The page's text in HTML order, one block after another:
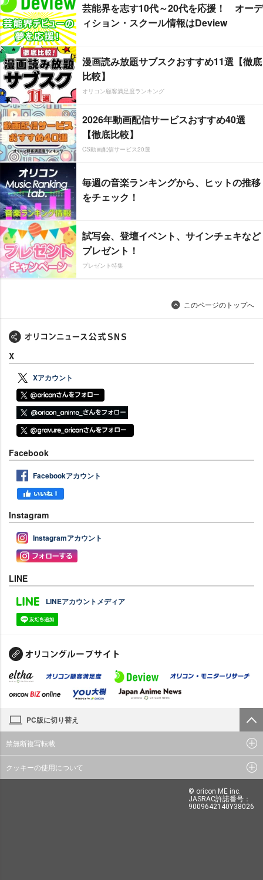
芸能界を志す10代～20代を応援！ オーデ
ィション・スクール情報はDeview
漫画読み放題サブスクおすすめ11選【徹底
比較】
オリコン顧客満足度ランキング
2026年動画配信サービスおすすめ40選
【徹底比較】
CS動画配信サービス20選
毎週の音楽ランキングから、ヒットの推移
をチェック！
試写会、登壇イベント、サインチェキなど
プレゼント！
プレゼント特集
このページのトップへ
X
Xアカウント
Facebook
Facebookアカウント
Instagram
Instagramアカウント
LINE
LINEアカウントメディア
PC版に切り替え
禁無断複写転載
クッキーの使用について
© oricon ME inc.
JASRAC許諾番号：
9009642140Y38026